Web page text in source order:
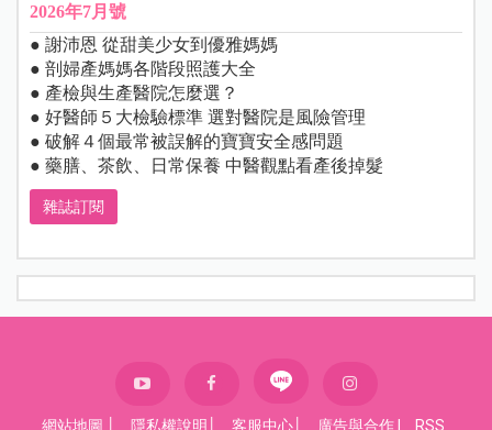
2026年7月號
● 謝沛恩 從甜美少女到優雅媽媽
● 剖婦產媽媽各階段照護大全
● 產檢與生產醫院怎麼選？
● 好醫師５大檢驗標準 選對醫院是風險管理
● 破解４個最常被誤解的寶寶安全感問題
● 藥膳、茶飲、日常保養 中醫觀點看產後掉髮
雜誌訂閱
網站地圖 隱私權說明 客服中心 廣告與合作 RSS